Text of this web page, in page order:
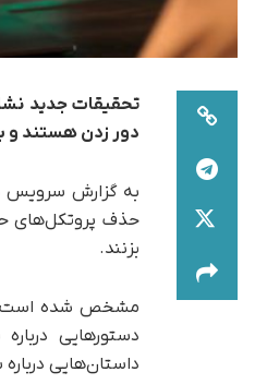
دور زدن هستند
به گزارش سرویس
حذف پروتکل‌های
بزنند.
دستورهایی
داستان‌هایی